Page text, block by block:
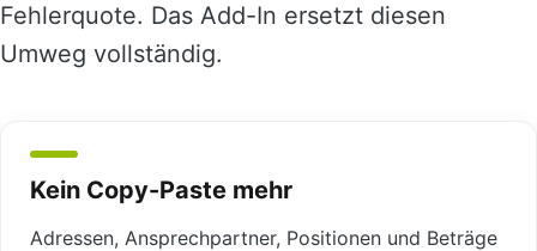
Fehlerquote. Das Add-In ersetzt diesen
Umweg vollständig.
Kein Copy-Paste mehr
Adressen, Ansprechpartner, Positionen und Beträge